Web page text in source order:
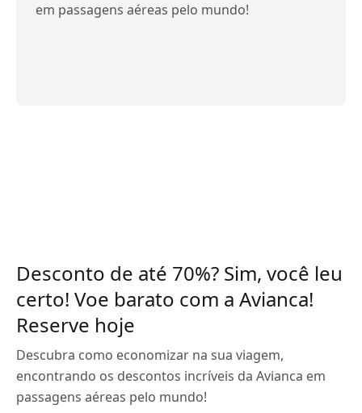
em passagens aéreas pelo mundo!
Desconto de até 70%? Sim, você leu
certo! Voe barato com a Avianca!
Reserve hoje
Descubra como economizar na sua viagem,
encontrando os descontos incríveis da Avianca em
passagens aéreas pelo mundo!